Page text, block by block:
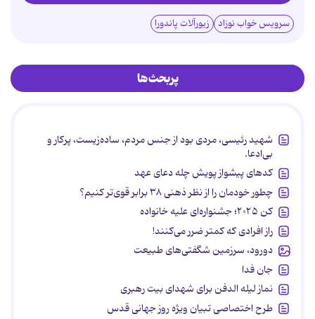
سرویس خواب نوزاد زیورآلات پاندورا
پربحث‌ها
شهید رئیسی، مردی بود از جنس مردم، ساده‌زیست، پرکار و
بی‌ادعا.
کدهای پیشواز پویش چله دعای عهد
چطور خودمان را از نظر ذهنی ۳۸ برابر قوی‌تر کنیم؟
کن ۲۰۲۵؛ جشنواره‌ای علیه خانواده
راز افرادی که کمتر ضرر می‌کنند!
دورود، سرزمین شگفتی‌های طبیعت
جان فدا
نماز لیله الدفن برای شهدای بیت رهبری
طرح اختصاصی تبیان ویژه روز جهانی قدس